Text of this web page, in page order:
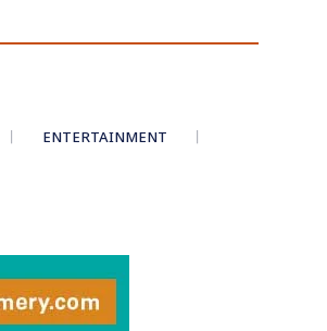
ENTERTAINMENT